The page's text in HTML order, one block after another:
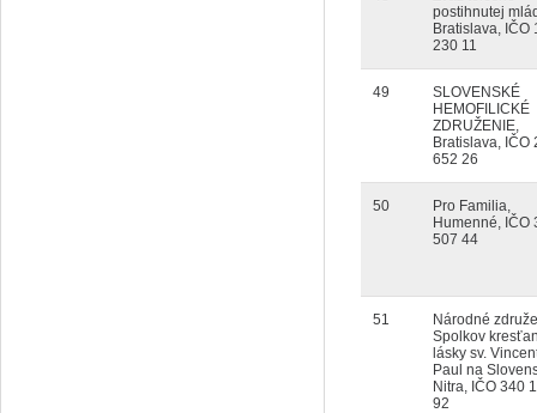
postihnutej
Bratislava, IČO
230 11
49
SLOVENSKÉ
HEMOFILICKÉ
ZDRUŽENIE,
Bratislava, IČO
652 26
50
Pro Familia,
Humenné, IČO
507 44
51
Národné
Spolkov
lásky sv.
Paul na
Nitra, IČO 340
92